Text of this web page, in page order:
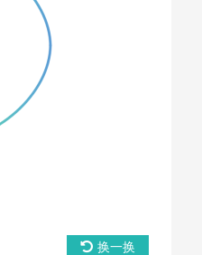
换一换